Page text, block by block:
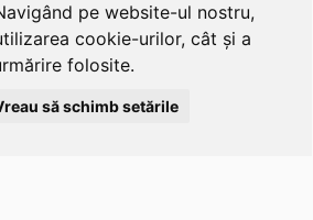
pe website-ul nostru,
cookie-urilor, cât și a
folosite.
să schimb setările